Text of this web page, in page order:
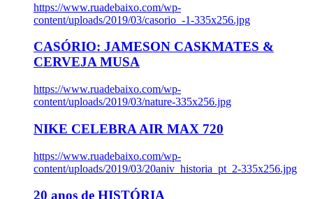
https://www.ruadebaixo.com/wp-
content/uploads/2019/03/casorio_-1-335x256.jpg
CASÓRIO: JAMESON CASKMATES &
CERVEJA MUSA
https://www.ruadebaixo.com/wp-
content/uploads/2019/03/nature-335x256.jpg
NIKE CELEBRA AIR MAX 720
https://www.ruadebaixo.com/wp-
content/uploads/2019/03/20aniv_historia_pt_2-335x256.jpg
20 anos de HISTÓRIA